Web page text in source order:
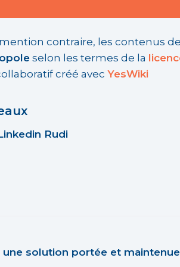
contraire, les contenus
selon les termes de la
créé avec YesWiki
Rudi
une solution portée et